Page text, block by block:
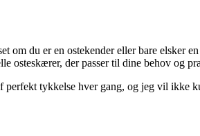
du er en ostekender eller bare elsker
osteskærer, der passer til dine behov og
tykkelse hver gang, og jeg vil ikke